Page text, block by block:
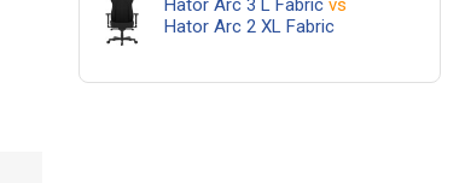
Hator Arc 3 L Fabric vs
Hator Arc 2 XL Fabric